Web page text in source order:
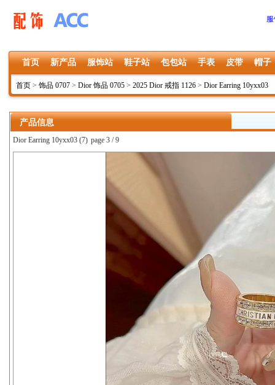
首页 新产品 服饰站 鞋子站 包包站 手表 皮带 帽子
首页 > 饰品 0707 > Dior 饰品 0705 > 2025 Dior 戒指 1126 > Dior Earring 10yxx03
产品信息
Dior Earring 10yxx03 (7) page 3 / 9